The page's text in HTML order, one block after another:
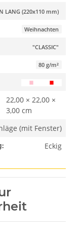
LANG (220x110 mm)
Weihnachten
"CLASSIC"
80 g/m²
22,00 × 22,00 ×
3,00 cm
(mit Fenster)
Eckig